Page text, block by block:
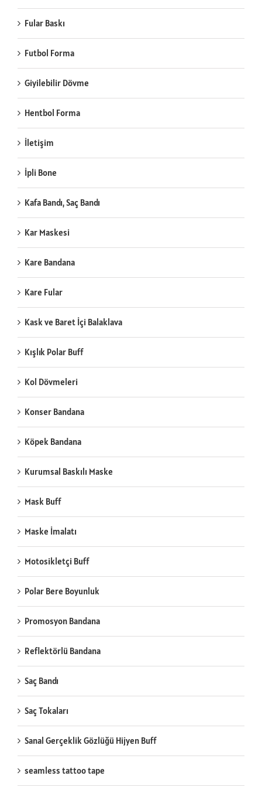
Fular Baskı
Futbol Forma
Giyilebilir Dövme
Hentbol Forma
İletişim
İpli Bone
Kafa Bandı, Saç Bandı
Kar Maskesi
Kare Bandana
Kare Fular
Kask ve Baret İçi Balaklava
Kışlık Polar Buff
Kol Dövmeleri
Konser Bandana
Köpek Bandana
Kurumsal Baskılı Maske
Mask Buff
Maske İmalatı
Motosikletçi Buff
Polar Bere Boyunluk
Promosyon Bandana
Reflektörlü Bandana
Saç Bandı
Saç Tokaları
Sanal Gerçeklik Gözlüğü Hijyen Buff
seamless tattoo tape